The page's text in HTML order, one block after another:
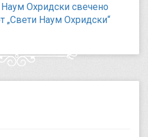
Охридски свечено
„Свети Наум Охридски“